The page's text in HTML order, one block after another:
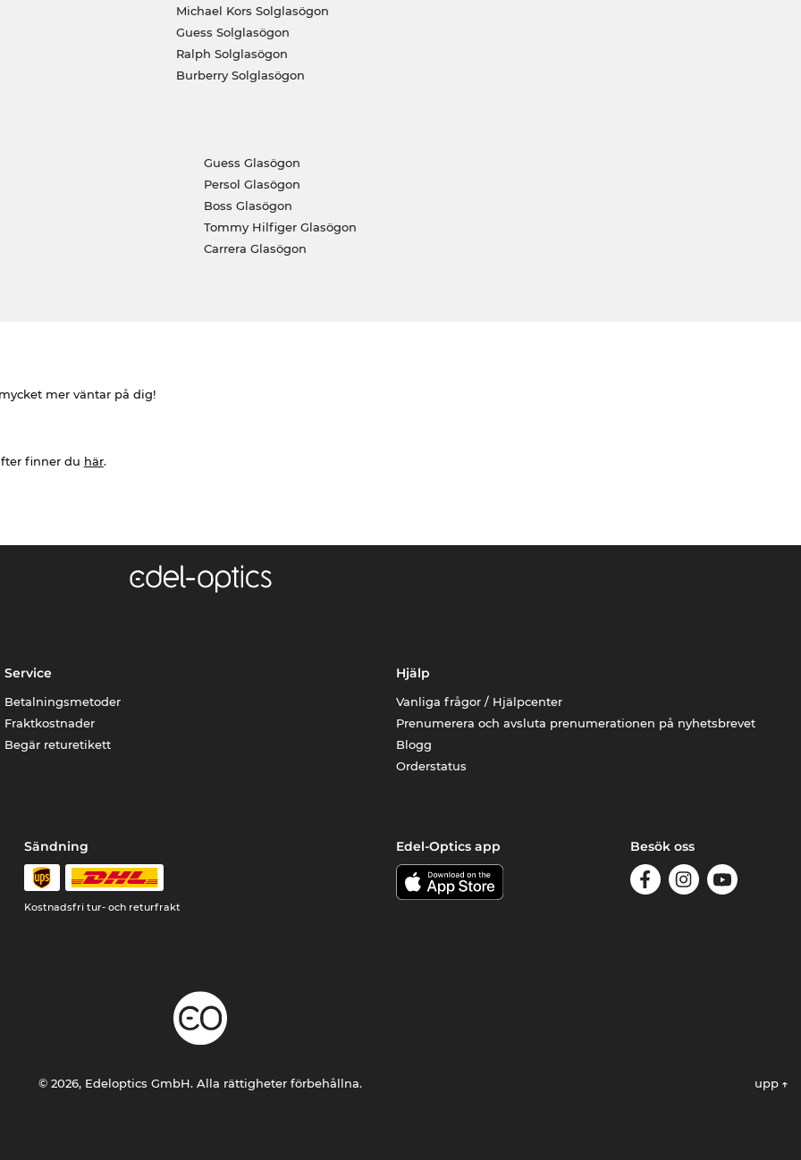
Michael Kors Solglasögon
Guess Solglasögon
Ralph Solglasögon
Burberry Solglasögon
Guess Glasögon
Persol Glasögon
Boss Glasögon
Tommy Hilfiger Glasögon
Carrera Glasögon
mer väntar på dig!
finner du här.
Service
Betalningsmetoder
Fraktkostnader
Begär returetikett
Hjälp
Vanliga frågor / Hjälpcenter
Prenumerera och avsluta prenumerationen på nyhetsbrevet
Blogg
Orderstatus
Sändning
Kostnadsfri tur- och returfrakt
Edel-Optics app Besök oss
© 2026, Edeloptics GmbH. Alla rättigheter förbehållna. upp